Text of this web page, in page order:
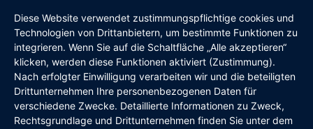
Diese Website verwendet zustimmungspflichtige cookies und
Technologien von Drittanbietern, um bestimmte Funktionen zu
integrieren. Wenn Sie auf die Schaltfläche „Alle akzeptieren“
klicken, werden diese Funktionen aktiviert (Zustimmung).
Nach erfolgter Einwilligung verarbeiten wir und die beteiligten
Drittunternehmen Ihre personenbezogenen Daten für
verschiedene Zwecke. Detaillierte Informationen zu Zweck,
Rechtsgrundlage und Drittunternehmen finden Sie unter dem